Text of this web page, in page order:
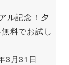
ル記念！夕
料でお試し
3月31日